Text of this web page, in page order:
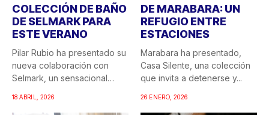
COLECCIÓN DE BAÑO
DE SELMARK PARA
ESTE VERANO
Pilar Rubio ha presentado su
nueva colaboración con
Selmark, un sensacional
18 ABRIL, 2026
DE MARABARA: UN
REFUGIO ENTRE
ESTACIONES
Marabara ha presentado,
Casa Silente, una colección
que invita a detenerse y...
26 ENERO, 2026